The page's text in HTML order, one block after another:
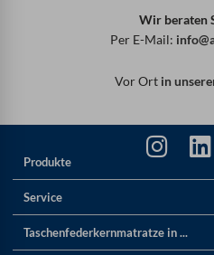
Wir beraten
Per E-Mail:
Vor Ort in
Produkte
Service
Taschenfederkernmatratze in ...